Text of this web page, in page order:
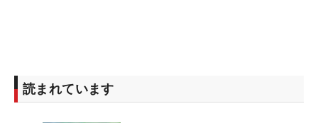
■西山ゆかり（3アンダー：6位タイ）
「4連続バーディもあったし、ひさしぶりにいい感
読まれています